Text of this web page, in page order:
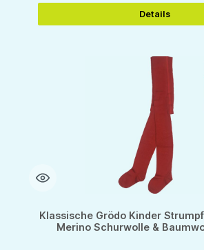
Details
Klassische Grödo Kinder
Merino Schurwolle &